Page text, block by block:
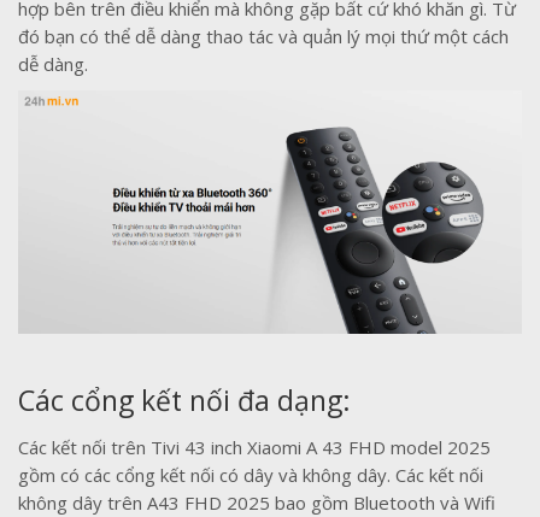
hợp bên trên điều khiển mà không gặp bất cứ khó khăn gì. Từ
đó bạn có thể dễ dàng thao tác và quản lý mọi thứ một cách
dễ dàng.
Các cổng kết nối đa dạng:
Các kết nối trên Tivi 43 inch Xiaomi A 43 FHD model 2025
gồm có các cổng kết nối có dây và không dây. Các kết nối
không dây trên A43 FHD 2025 bao gồm Bluetooth và Wifi